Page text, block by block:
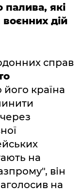
палива, які
дій
справ
країна
на
він
на